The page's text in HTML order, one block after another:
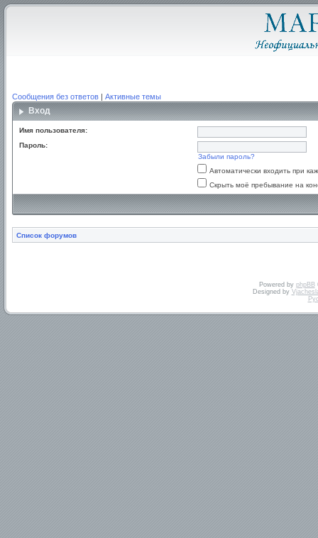
Сообщения без ответов | Активные темы
Вход
Имя пользователя:
Пароль:
Забыли пароль?
Автоматически входить при
Скрыть моё пребывание на
Список форумов
Powered by phpBB
Designed by